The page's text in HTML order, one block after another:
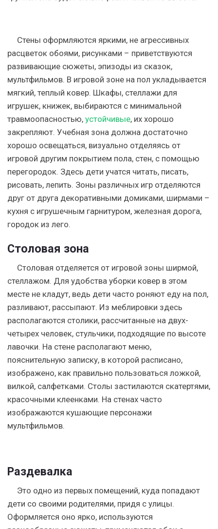
Стены оформляются яркими, не агрессивных
расцветок обоями, рисунками – приветствуются
развивающие сюжеты, эпизоды из сказок,
мультфильмов. В игровой зоне на пол укладывается
мягкий, теплый ковер. Шкафы, стеллажи для
игрушек, книжек, выбираются с минимальной
травмоопасностью, устойчивые, их хорошо
закрепляют. Учебная зона должна достаточно
хорошо освещаться, визуально отделяясь от
игровой другим покрытием пола, стен, с помощью
перегородок. Здесь дети учатся читать, писать,
рисовать, лепить. Зоны различных игр отделяются
друг от друга декоративными домиками, ширмами –
кухня с игрушечным гарнитуром, железная дорога,
городок из лего.
Столовая зона
Столовая отделяется от игровой зоны ширмой,
стеллажом. Для удобства уборки ковер в этом
месте не кладут, ведь дети часто роняют еду на пол,
разливают, рассыпают. Из меблировки здесь
располагаются столики, рассчитанные на двух-
четырех человек, стульчики, подходящие по высоте
лавочки. На стене располагают меню,
пояснительную записку, в которой расписано,
изображено, как правильно пользоваться ложкой,
вилкой, салфетками. Столы застилаются скатертями,
красочными клеенками. На стенах часто
изображаются кушающие персонажи
мультфильмов.
Раздевалка
Это одно из первых помещений, куда попадают
дети со своими родителями, придя с улицы.
Оформляется оно ярко, используются